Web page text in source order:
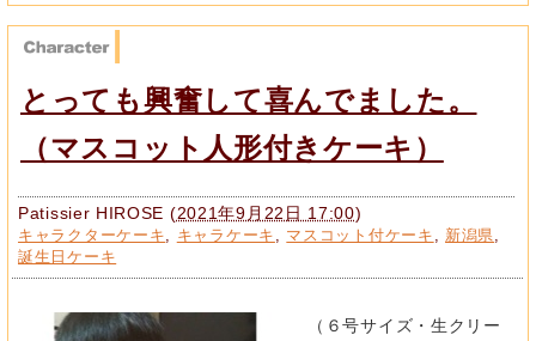
とっても興奮して喜んでました。
（マスコット人形付きケーキ）
Patissier HIROSE (2021年9月22日 17:00)
キャラクターケーキ キャラケーキ マスコット付ケーキ 新潟県
誕生日ケーキ
（６号サイズ・生クリー